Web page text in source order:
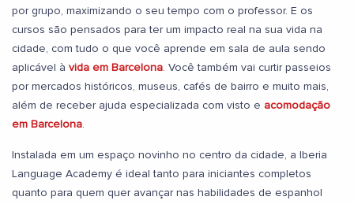
por grupo, maximizando o seu tempo com o professor. E os
cursos são pensados para ter um impacto real na sua vida na
cidade, com tudo o que você aprende em sala de aula sendo
aplicável à vida em Barcelona. Você também vai curtir passeios
por mercados históricos, museus, cafés de bairro e muito mais,
além de receber ajuda especializada com visto e acomodação
em Barcelona.
Instalada em um espaço novinho no centro da cidade, a Iberia
Language Academy é ideal tanto para iniciantes completos
quanto para quem quer avançar nas habilidades de espanhol